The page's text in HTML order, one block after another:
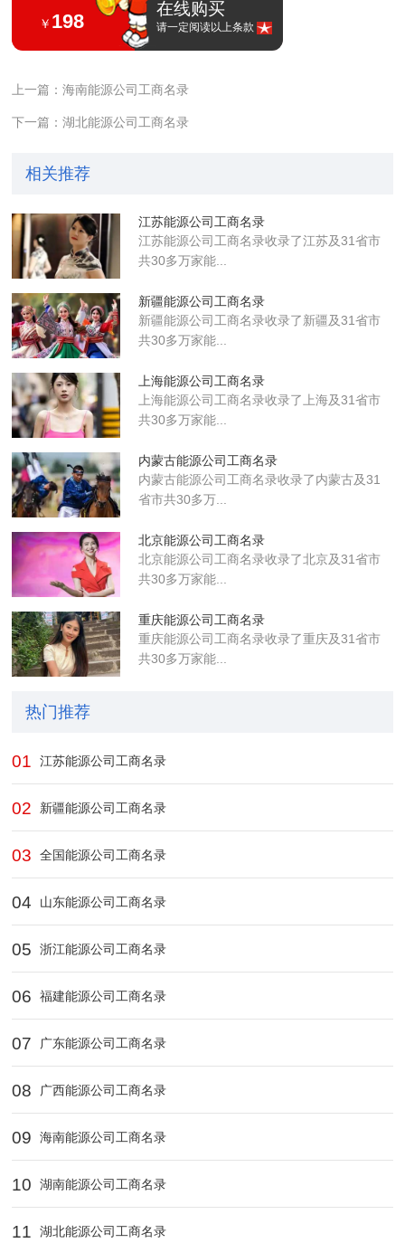
￥ 198
在线购买
请一定阅读以上条款
上一篇：海南能源公司工商名录
下一篇：湖北能源公司工商名录
相关推荐
江苏能源公司工商名录
江苏能源公司工商名录收录了江苏及31省市
共30多万家能...
新疆能源公司工商名录
新疆能源公司工商名录收录了新疆及31省市
共30多万家能...
上海能源公司工商名录
上海能源公司工商名录收录了上海及31省市
共30多万家能...
内蒙古能源公司工商名录
内蒙古能源公司工商名录收录了内蒙古及31
省市共30多万...
北京能源公司工商名录
北京能源公司工商名录收录了北京及31省市
共30多万家能...
重庆能源公司工商名录
重庆能源公司工商名录收录了重庆及31省市
共30多万家能...
热门推荐
01 江苏能源公司工商名录
02 新疆能源公司工商名录
03 全国能源公司工商名录
04 山东能源公司工商名录
05 浙江能源公司工商名录
06 福建能源公司工商名录
07 广东能源公司工商名录
08 广西能源公司工商名录
09 海南能源公司工商名录
10 湖南能源公司工商名录
11 湖北能源公司工商名录